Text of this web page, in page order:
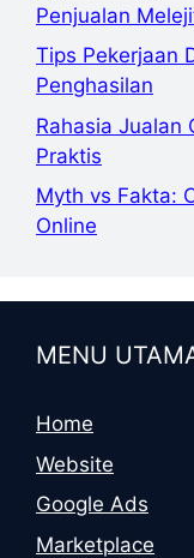
Penjualan
Tips Pekerjaan
Penghasilan
Rahasia Jualan
Praktis
Myth vs Fakta:
Online
MENU
Home
Website
Google Ads
Marketplace